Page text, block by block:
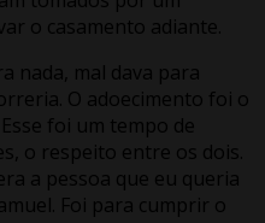
o casamento adiante.
nada, mal dava para
O adoecimento foi o
foi um tempo de
o respeito entre os dois.
a pessoa que eu queria
Foi para cumprir o